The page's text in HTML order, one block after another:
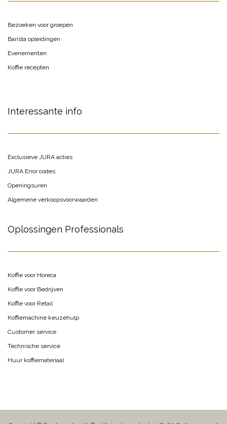
Bezoeken voor groepen
Barista opleidingen
Evenementen
Koffie recepten
Interessante info
Exclusieve JURA acties
JURA Error codes
Openingsuren
Algemene verkoopsvoorwaarden
Oplossingen Professionals
Koffie voor Horeca
Koffie voor Bedrijven
Koffie voor Retail
Koffiemachine keuzehulp
Customer service
Technische service
Huur koffiemateriaal